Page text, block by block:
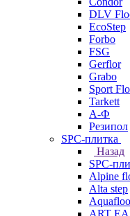
DLV
EcoStep
Forbo
FSG
Gerflor
Grabo
Sport
Tarkett
А-Ф
Резипол
SPC-плитка
Назад
SPC-
Alpine
Alta step
ART